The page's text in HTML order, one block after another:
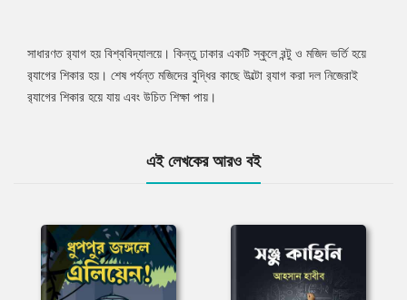
Tab
Article
সাধারণত র‌্যাগ হয় বিশ্ববিদ্যালয়ে। কিন্তু ঢাকার একটি স্কুলে রন্টু ও মজিদ ভর্তি হয়ে
র‌্যাগের শিকার হয়। শেষ পর্যন্ত মজিদের বুদ্ধির কাছে উল্টো র‌্যাগ করা দল নিজেরাই
র‌্যাগের শিকার হয়ে যায় এবং উচিত শিক্ষা পায়।
এই লেখকের আরও বই